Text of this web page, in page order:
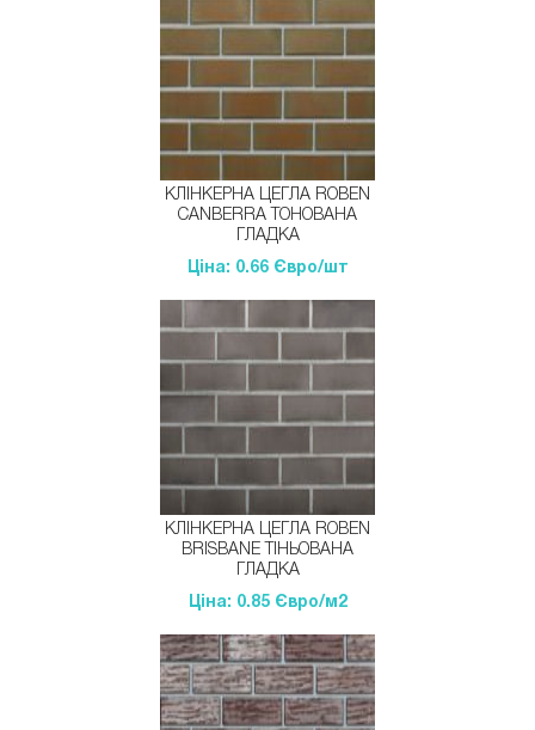
КЛІНКЕРНА ЦЕГЛА ROBEN
CANBERRA ТОНОВАНА
ГЛАДКА
Ціна: 0.66 Євро/шт
КЛІНКЕРНА ЦЕГЛА ROBEN
BRISBANE ТІНЬОВАНА
ГЛАДКА
Ціна: 0.85 Євро/м2